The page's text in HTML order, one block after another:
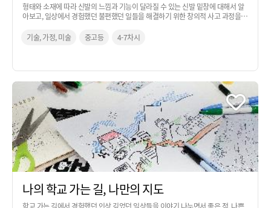
형태와 소재에 따라 신발의 느낌과 기능이 달라질 수 있는 신발 밑창에 대해서 알
아보고, 일상에서 경험했던 불편했던 일들을 해결하기 위한 창의적 사고 과정을
기술, 가정, 미술
중고등 4-7차시
나의 학교 가는 길, 나만의 지도
학교 가는 길에서 경험했던 인상 깊었던 일상들을 이야기 나누면서 좋은 점, 나쁜